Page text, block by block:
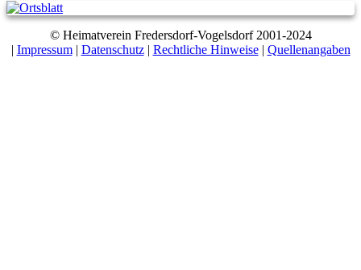
© Heimatverein Fredersdorf-Vogelsdorf 2001-2024
| Impressum| Datenschutz| Rechtliche Hinweise| Quellenangaben